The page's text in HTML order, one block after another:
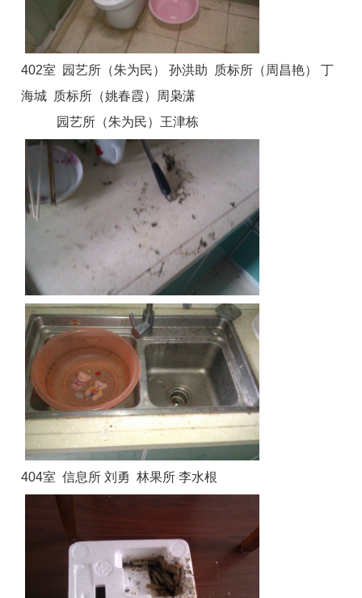
402室 园艺所（朱为民） 孙洪助 质标所（周昌艳） 丁
海城 质标所（姚春霞）周枭潇
园艺所（朱为民）王津栋
404室 信息所 刘勇 林果所 李水根